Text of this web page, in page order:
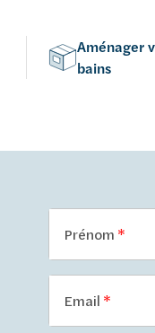
Aménager
bains
Prénom
Email